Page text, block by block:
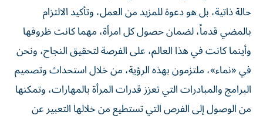
حالة ذاتية، بل هو دعوة للمزيد من العمل، وتأكيد الالتزام
بالمضي قدماً، لضمان حصول كل امرأة، مهما كانت ظروفها
وأينما كانت في هذا العالم، على الفرصة لتحقيق النجاح، ونحن
في «نماء»، ملتزمون بهذه الرؤية، من خلال استحداث وتصميم
البرامج والمبادرات التي تعزز قدرات المرأة بالمهارات، وتمكنها
من الوصول إلى الفرص التي تستطيع من خلالها التعبير عن